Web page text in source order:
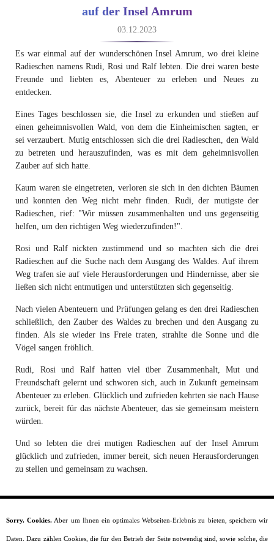
auf der Insel Amrum
03.12.2023
Es war einmal auf der wunderschönen Insel Amrum, wo drei kleine
Radieschen namens Rudi, Rosi und Ralf lebten. Die drei waren beste
Freunde und liebten es, Abenteuer zu erleben und Neues zu
entdecken.
Eines Tages beschlossen sie, die Insel zu erkunden und stießen auf
einen geheimnisvollen Wald, von dem die Einheimischen sagten, er
sei verzaubert. Mutig entschlossen sich die drei Radieschen, den Wald
zu betreten und herauszufinden, was es mit dem geheimnisvollen
Zauber auf sich hatte.
Kaum waren sie eingetreten, verloren sie sich in den dichten Bäumen
und konnten den Weg nicht mehr finden. Rudi, der mutigste der
Radieschen, rief: "Wir müssen zusammenhalten und uns gegenseitig
helfen, um den richtigen Weg wiederzufinden!".
Rosi und Ralf nickten zustimmend und so machten sich die drei
Radieschen auf die Suche nach dem Ausgang des Waldes. Auf ihrem
Weg trafen sie auf viele Herausforderungen und Hindernisse, aber sie
ließen sich nicht entmutigen und unterstützten sich gegenseitig.
Nach vielen Abenteuern und Prüfungen gelang es den drei Radieschen
schließlich, den Zauber des Waldes zu brechen und den Ausgang zu
finden. Als sie wieder ins Freie traten, strahlte die Sonne und die
Vögel sangen fröhlich.
Rudi, Rosi und Ralf hatten viel über Zusammenhalt, Mut und
Freundschaft gelernt und schworen sich, auch in Zukunft gemeinsam
Abenteuer zu erleben. Glücklich und zufrieden kehrten sie nach Hause
zurück, bereit für das nächste Abenteuer, das sie gemeinsam meistern
würden.
Und so lebten die drei mutigen Radieschen auf der Insel Amrum
glücklich und zufrieden, immer bereit, sich neuen Herausforderungen
zu stellen und gemeinsam zu wachsen.
Moral
Sorry. Cookies. Aber um Ihnen ein optimales Webseiten-Erlebnis zu bieten, speichern wir
Daten. Dazu zählen Cookies, die für den Betrieb der Seite notwendig sind, sowie solche, die